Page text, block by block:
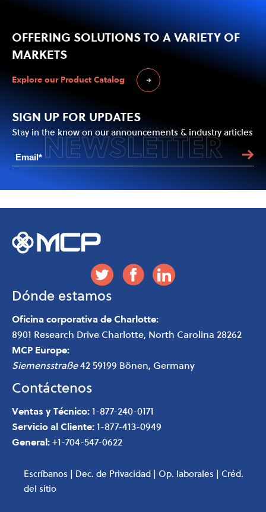
OFFERING SOLUTIONSTO A VARIETY OF
MARKETS
Explore our Product Catalog
NEWSLETTER
SIGN UP FOR UPDATES
Stay in the know on our announcements & industry articles
Dónde estamos
Oficina corporativa de Charlotte:
8901 Research Drive Charlotte, North Carolina 28262
MCP Europe:
Siemensstraße42 59199 Bönen, Germany
Contáctenos
Ventas y Técnico:1-877-240-0171
Servicio al Cliente:1-877-413-0949
General:+1-704-547-0622
Escríbanos | Dec. de Privacidad | Op. laborales | Créd.
del sitio